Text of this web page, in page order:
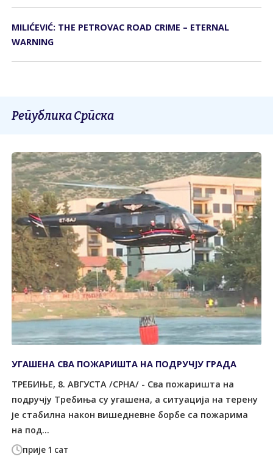
MILIĆEVIĆ: THE PETROVAC ROAD CRIME – ETERNAL
WARNING
Република Српска
прије 1 сат
УГАШЕНА СВА ПОЖАРИШТА НА ПОДРУЧЈУ ГРАДА
ТРЕБИЊЕ, 8. АВГУСТА /СРНА/ - Сва пожаришта на
подручју Требиња су угашена, а ситуација на терену
је стабилна након вишедневне борбе са пожарима
на под...